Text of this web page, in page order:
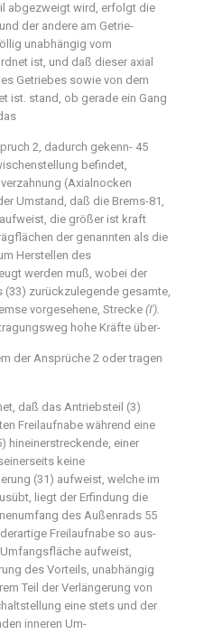
abgezweigt wird, erfolgt die
der andere am Getrie-
unabhängig vom
ist, und daß dieser axial
Getriebes sowie von dem
ist. stand, ob gerade ein Gang
2, dadurch gekenn- 45
befindet,
(Axialnocken
Umstand, daß die Brems-81,
aufweist, die größer ist kraft
der genannten als die
Herstellen des
werden muß, wobei der
(33) zurückzulegende gesamte,
vorgesehene, Strecke (I').
hohe Kräfte über-
der Ansprüche 2 oder tragen
daß das Antriebsteil (3)
Freilaufnabe während eine
hineinerstreckende, einer
keine
(31) aufweist, welche im
liegt der Erfindung die
des Außenrads 55
Freilaufnabe so aus-
aufweist,
des Vorteils, unabhängig
Teil der Verlängerung von
eine stets und der
inneren Um-